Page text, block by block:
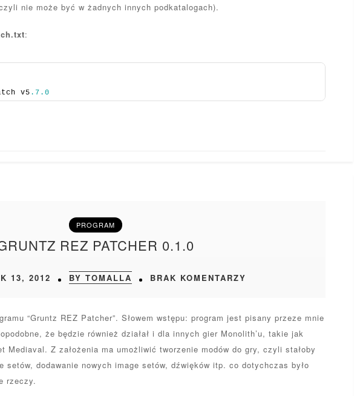
nie może być w żadnych innych podkatalogach).
:
v5 .7 .0
PROGRAM
REZ PATCHER 0.1.0
13, 2012 BY TOMALLA BRAK KOMENTARZY
“Gruntz REZ Patcher”. Słowem wstępu: program jest pisany przeze mnie
że będzie również działał i dla innych gier Monolith’u, takie jak
Mediaval. Z założenia ma umożliwić tworzenie modów do gry, czyli stałoby
dodawanie nowych image setów, dźwięków itp. co dotychczas było
rzeczy.